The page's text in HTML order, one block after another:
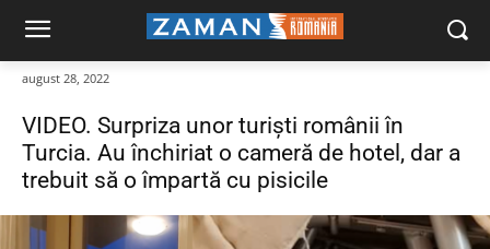
august 28, 2022
VIDEO. Surpriza unor turiști românii în
Turcia. Au închiriat o cameră de hotel, dar a
trebuit să o împartă cu pisicile